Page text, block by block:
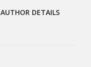
AUTHOR DETAILS